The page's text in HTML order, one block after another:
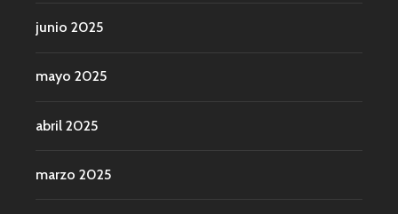
junio 2025
mayo 2025
abril 2025
marzo 2025